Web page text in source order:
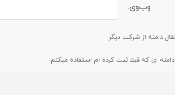
وب‌وی.
دامنه از شرکت دیگر
دامنه ای که قبلا ثبت کرده ام استفاده میکنم